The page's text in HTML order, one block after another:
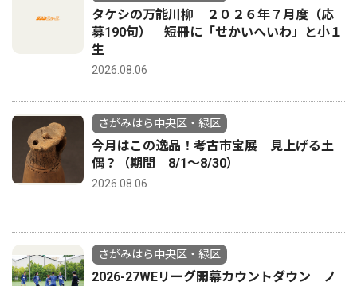
タケシの万能川柳 ２０２６年７月度（応
募190句） 短冊に「せかいへいわ」と小１
生
2026.08.06
さがみはら中央区・緑区
今月はこの逸品！考古市宝展 見上げる土
偶？（期間 8/1〜8/30）
2026.08.06
さがみはら中央区・緑区
2026-27WEリーグ開幕カウントダウン ノ